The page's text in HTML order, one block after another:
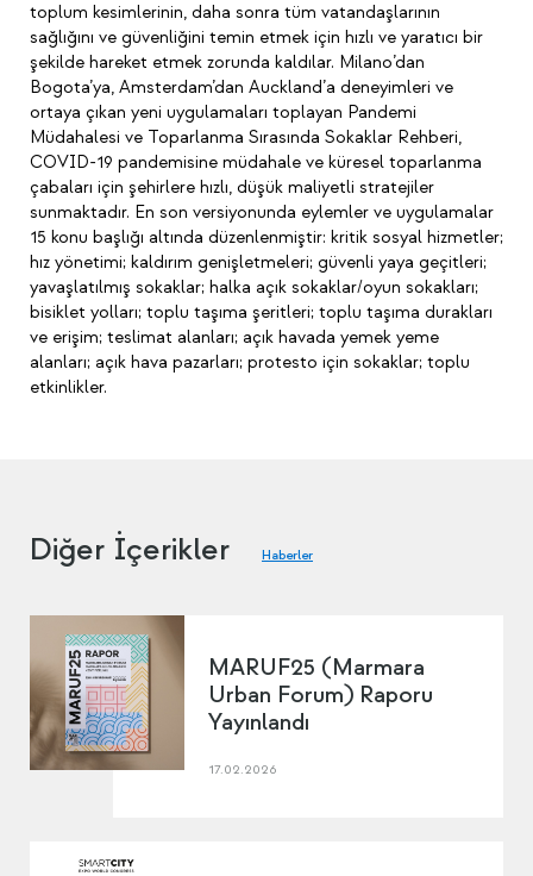
toplum kesimlerinin, daha sonra tüm vatandaşlarının
sağlığını ve güvenliğini temin etmek için hızlı ve yaratıcı bir
şekilde hareket etmek zorunda kaldılar. Milano’dan
Bogota’ya, Amsterdam’dan Auckland’a deneyimleri ve
ortaya çıkan yeni uygulamaları toplayan Pandemi
Müdahalesi ve Toparlanma Sırasında Sokaklar Rehberi,
COVID-19 pandemisine müdahale ve küresel toparlanma
çabaları için şehirlere hızlı, düşük maliyetli stratejiler
sunmaktadır. En son versiyonunda eylemler ve uygulamalar
15 konu başlığı altında düzenlenmiştir: kritik sosyal hizmetler;
hız yönetimi; kaldırım genişletmeleri; güvenli yaya geçitleri;
yavaşlatılmış sokaklar; halka açık sokaklar/oyun sokakları;
bisiklet yolları; toplu taşıma şeritleri; toplu taşıma durakları
ve erişim; teslimat alanları; açık havada yemek yeme
alanları; açık hava pazarları; protesto için sokaklar; toplu
etkinlikler.
Diğer İçerikler Haberler
MARUF25 (Marmara
Urban Forum) Raporu
Yayınlandı
17.02.2026